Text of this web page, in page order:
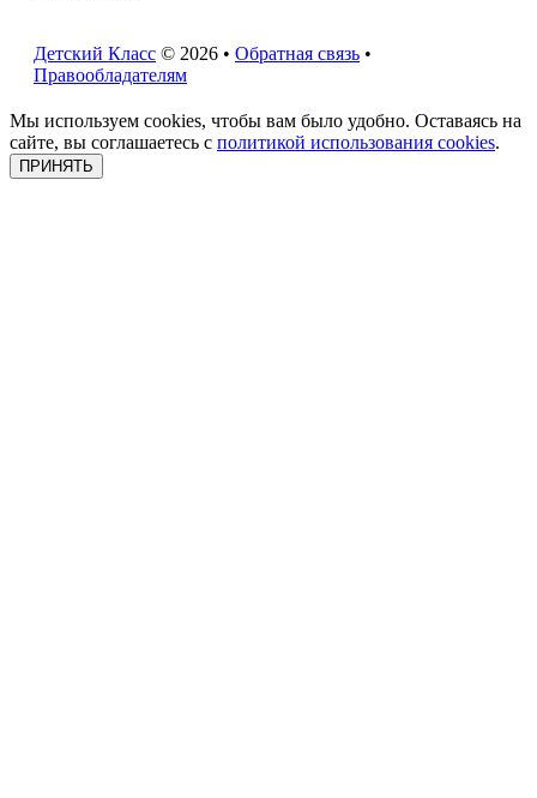
Детский Класс © 2026 • Обратная связь •
Правообладателям
Мы используем cookies, чтобы вам было удобно. Оставаясь на
сайте, вы соглашаетесь с политикой использования cookies.
ПРИНЯТЬ